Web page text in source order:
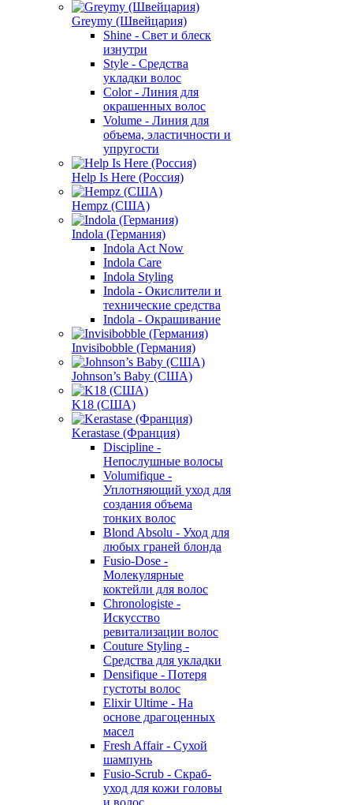
Greymy (Швейцария)
Shine - Свет и блеск
изнутри
Style - Средства
укладки волос
Color - Линия для
окрашенных волос
Volume - Линия для
объема, эластичности и
упругости
Help Is Here (Россия)
Hempz (США)
Indola (Германия)
Indola Act Now
Indola Care
Indola Styling
Indola - Окислители и
технические средства
Indola - Окрашивание
Invisibobble (Германия)
Johnson’s Baby (США)
K18 (США)
Kerastase (Франция)
Discipline -
Непослушные волосы
Volumifique -
Уплотняющий уход для
создания объема
тонких волос
Blond Absolu - Уход для
любых граней блонда
Fusio-Dose -
Молекулярные
коктейли для волос
Chronologiste -
Искусство
ревитализации волос
Couture Styling -
Средства для укладки
Densifique - Потеря
густоты волос
Elixir Ultime - На
основе драгоценных
масел
Fresh Affair - Сухой
шампунь
Fusio-Scrub - Скраб-
уход для кожи головы
и волос